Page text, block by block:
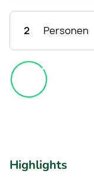
2 Personen
Highlights